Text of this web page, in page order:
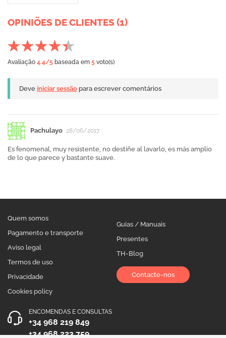
OPINIÕES DE CLIENTES (1)
Avaliação 4.4/5 baseada em 5 voto(s)
Deve iniciar sessão para escrever comentários
Pachulayo 28/06/2017
Es fenomenal, muy resistente, no destiñe al lavarlo, es más amplio
de lo que parece y bastante suave.
Quem somos
Pagamento e transporte
Aviso legal
Termos de uso
Privacidade
Cookies policy
Guias / Manuais
Presentes
TH-Blog
Contacte-nos
ENCOMENDAS E CONSULTAS
+34 968 219 849
+34 968 223 759